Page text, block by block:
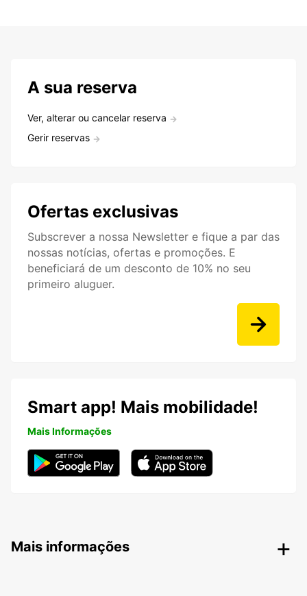
A sua reserva
Ver, alterar ou cancelar reserva
Gerir reservas
Ofertas exclusivas
Subscrever a nossa Newsletter e fique a par das
nossas notícias, ofertas e promoções. E
beneficiará de um desconto de 10% no seu
primeiro aluguer.
Smart app! Mais mobilidade!
Mais Informações
Mais informações